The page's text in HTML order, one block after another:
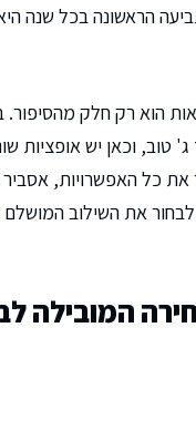
הראשונה בכל שנה
הוא רק חלק מהסיפור.
טוב, וכאן יש אופציות
כל האפשרויות,
לבחור את השילוב המושלם
המובילה